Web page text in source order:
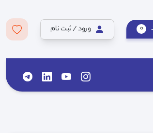
0 ورود / ثبت نام